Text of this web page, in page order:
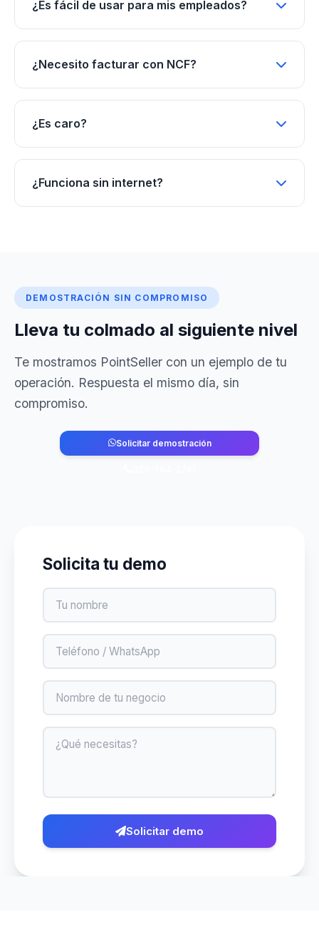
¿Es fácil de usar para mis empleados?
¿Necesito facturar con NCF?
¿Es caro?
¿Funciona sin internet?
DEMOSTRACIÓN SIN COMPROMISO
Lleva tu colmado al siguiente nivel
Te mostramos PointSeller con un ejemplo de tu
operación. Respuesta el mismo día, sin
compromiso.
Solicitar demostración
Solicita tu demo
Nombre
Teléfono
Solicitar demo